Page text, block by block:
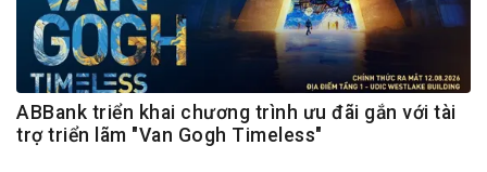
ABBank triển khai chương trình ưu đãi gắn với tài
trợ triển lãm "Van Gogh Timeless"